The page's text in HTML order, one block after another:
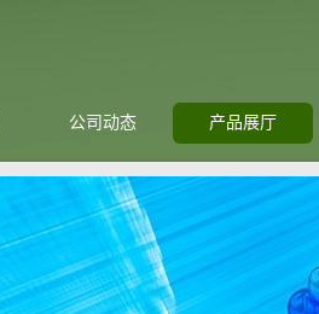
公司动态 产品展厅